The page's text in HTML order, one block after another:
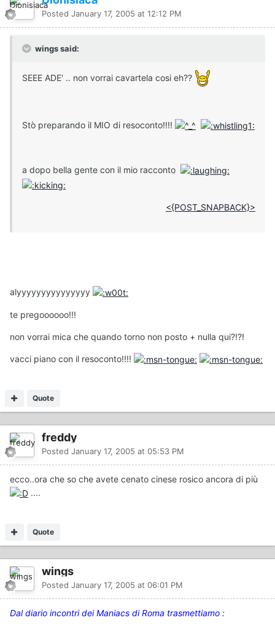
Posted January 17, 2005 at 12:12 PM
wings said:
SEEE ADE' .. non vorrai cavartela cosi eh??
Stò preparando il MIO di resoconto!!!!
a dopo bella gente con il mio racconto
<{POST_SNAPBACK}>
alyyyyyyyyyyyyyyy
te pregoooooo!!!
non vorrai mica che quando torno non posto + nulla qui?!?!
vacci piano con il resoconto!!!!
Quote
freddy
Posted January 17, 2005 at 05:53 PM
ecco..ora che so che avete cenato cinese rosico ancora di più
....
Quote
wings
Posted January 17, 2005 at 06:01 PM
Dal diario incontri dei Maniacs di Roma trasmettiamo :